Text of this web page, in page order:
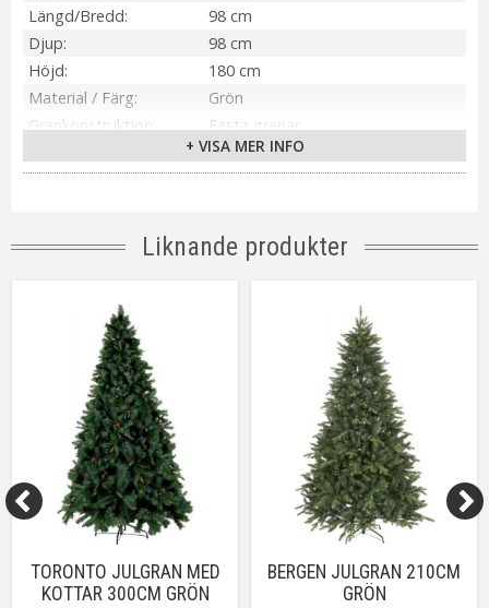
Längd/Bredd
98 cm
Djup
98 cm
Höjd
180 cm
Material / Färg
Grön
Grankonstruktion
Fasta grenar
Utomhus
Tillverkare
Star Trading AB
+ VISA MER INFO
Liknande produkter
TORONTO JULGRAN MED
KOTTAR 300CM GRÖN
BERGEN JULGRAN 210CM
GRÖN